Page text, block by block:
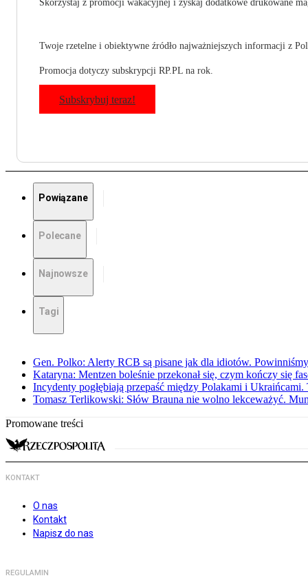
Skorzystaj z promocji wakacyjnej i zyskaj dodatkowe drukowane
Twoje rzetelne i obiektywne źródło najważniejszych informacji z
Promocja dotyczy subskrypcji RP.PL na rok.
Subskrybuj teraz!
Powiązane
Polecane
Najnowsze
Tagi
Gen. Polko: Alerty RCB są pisane jak dla idiotów.
Kataryna: Mentzen boleśnie przekonał się, czym kończy się
Incydenty pogłębiają przepaść między Polakami i
Tomasz Terlikowski: Słów Brauna nie wolno lekceważyć.
Promowane treści
KONTAKT
O nas
Kontakt
Napisz do nas
REGULAMIN